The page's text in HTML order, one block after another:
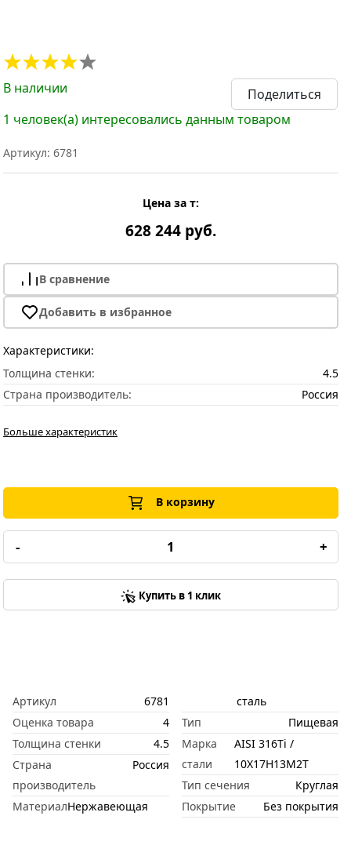
В наличии
Поделиться
1 человек(а) интересовались данным товаром
Артикул: 6781
Цена за т:
628 244 руб.
В сравнение
Добавить в избранное
Характеристики:
Толщина стенки:
4.5
Страна производитель:
Россия
Больше характеристик
В корзину
- +
Купить в 1 клик
Артикул
6781
Оценка товара
4
Толщина стенки
4.5
Страна
производитель
Россия
МатериалНержавеющая
сталь
Тип
Пищевая
Марка
стали
AISI 316Ti /
10Х17Н13М2Т
Тип сечения
Круглая
Покрытие
Без покрытия